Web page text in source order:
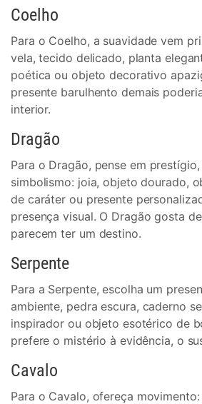
Coelho
Para o Coelho, a suavidade vem
vela, tecido delicado, planta
poética ou objeto decorativo
presente barulhento demais
interior.
Dragão
Para o Dragão, pense em
simbolismo: joia, objeto dourado,
de caráter ou presente
presença visual. O Dragão gosta
parecem ter um destino.
Serpente
Para a Serpente, escolha um
ambiente, pedra escura, caderno
inspirador ou objeto esotérico de
prefere o mistério à evidência, o
Cavalo
Para o Cavalo, ofereça